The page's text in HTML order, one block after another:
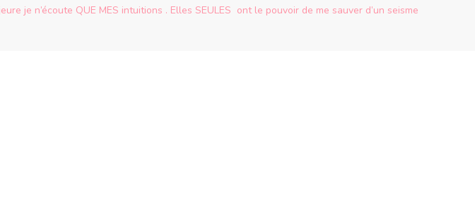
je n’écoute QUE MES intuitions . Elles SEULES ont le pouvoir de me sauver d’un seisme